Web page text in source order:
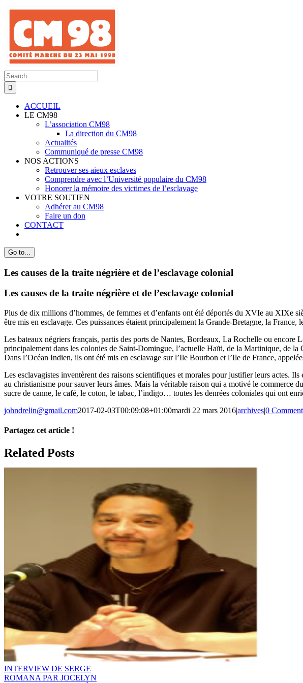
Skip
content
Search
for:
ACCUEIL
LE CM98
L’association CM98
La direction du CM98
Actualités
Communiqué de presse CM98
NOS ACTIONS
Retrouver ses aieux esclaves
Comprendre avec l’Université populaire du CM98
Honorer la mémoire des victimes de l’esclavage
VOTRE SOUTIEN
Adhérer au CM98
Faire un don
CONTACT
Go to...
Les causes de la traite négrière et de l’esclavage colonial
Les causes de la traite négrière et de l’esclavage colonial
Plus de dix millions d’hommes, de femmes et d’enfants ont été déportés du XVIe au XIXe
être mis en esclavage. Ces puissances étaient principalement la Grande-Bretagne, la
Les bateaux négriers français, partis des ports de Nantes, Bordeaux, La Rochelle ou
principalement dans les colonies de Saint-Domingue, l’actuelle Haïti, de la Martinique, de
Dans l’Océan Indien, ils ont été mis en esclavage sur l’Ile Bourbon et l’Ile de France,
Les esclavagistes inventèrent des raisons scientifiques et morales pour justifier leurs actes.
au christianisme pour sauver leurs âmes. Mais la véritable raison qui a motivé le commerce
sucre de canne, le café, le coton, le tabac, l’indigo… toutes les denrées coloniales qui ont
johndrelin@gmail.com2017-02-03T00:09:08+01:00mardi 22 mars 2016|archives|0
Partagez cet article !
Facebook
X
Reddit
LinkedIn
WhatsApp
Telegram
Tumblr
Pinterest
Vk
Xing
Email
Related Posts
INTERVIEW DE SERGE
ROMANA PAR JOCELYN